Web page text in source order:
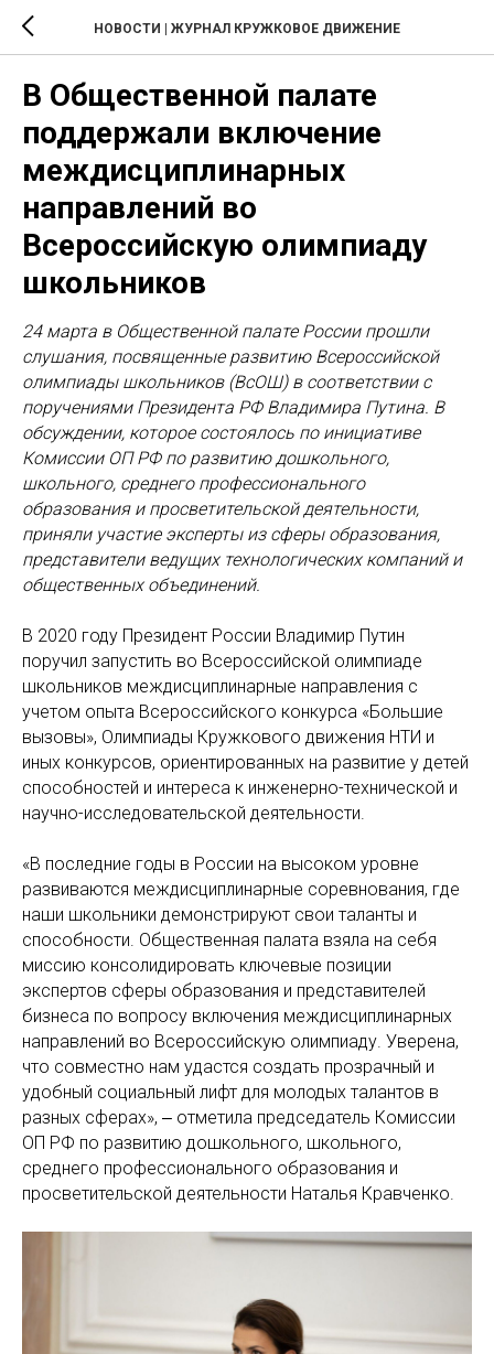
НОВОСТИ | ЖУРНАЛ КРУЖКОВОЕ ДВИЖЕНИЕ
В Общественной палате
поддержали включение
междисциплинарных
направлений во
Всероссийскую олимпиаду
школьников
24 марта в Общественной палате России прошли
слушания, посвященные развитию Всероссийской
олимпиады школьников (ВсОШ) в соответствии с
поручениями Президента РФ Владимира Путина. В
обсуждении, которое состоялось по инициативе
Комиссии ОП РФ по развитию дошкольного,
школьного, среднего профессионального
образования и просветительской деятельности,
приняли участие эксперты из сферы образования,
представители ведущих технологических компаний и
общественных объединений.
В 2020 году Президент России Владимир Путин
поручил запустить во Всероссийской олимпиаде
школьников междисциплинарные направления с
учетом опыта Всероссийского конкурса «Большие
вызовы», Олимпиады Кружкового движения НТИ и
иных конкурсов, ориентированных на развитие у детей
способностей и интереса к инженерно-технической и
научно-исследовательской деятельности.
«В последние годы в России на высоком уровне
развиваются междисциплинарные соревнования, где
наши школьники демонстрируют свои таланты и
способности. Общественная палата взяла на себя
миссию консолидировать ключевые позиции
экспертов сферы образования и представителей
бизнеса по вопросу включения междисциплинарных
направлений во Всероссийскую олимпиаду. Уверена,
что совместно нам удастся создать прозрачный и
удобный социальный лифт для молодых талантов в
разных сферах», ‒ отметила председатель Комиссии
ОП РФ по развитию дошкольного, школьного,
среднего профессионального образования и
просветительской деятельности Наталья Кравченко.